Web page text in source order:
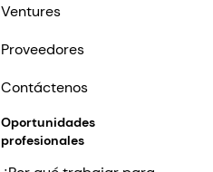
Ventures
Proveedores
Contáctenos
Oportunidades
profesionales